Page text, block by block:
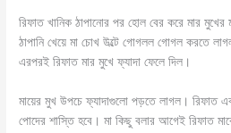
রিফাত খানিক ঠাপানোর পর হোল বের করে মার মুখের
ঠাপানি খেয়ে মা চোখ উল্টে গোগলল গোগল করতে
এরপরই রিফাত মার মুখে ফ্যাদা ফেলে দিল।
মায়ের মুখ উপচে ফ্যাদাগুলো পড়তে লাগল। রিফাত
পোদের শাস্তি হবে। মা কিছু বলার আগেই রিফাত